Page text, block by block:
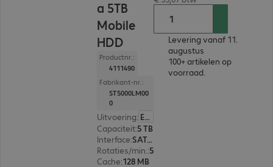
a 5TB
Mobile
HDD
Productnr.:
4111490
Fabrikant-nr.:
ST5000LM00
0
Uitvoering: Europa
Capaciteit:5 TB
Interface:
SATA 3.0 (6 Gbit/s) 6,4 cm (2,5")
Rotaties/min. : 5.400 rpm
Cache:128 MB
Levering vanaf 11.
augustus
100+ artikelen op
voorraad.